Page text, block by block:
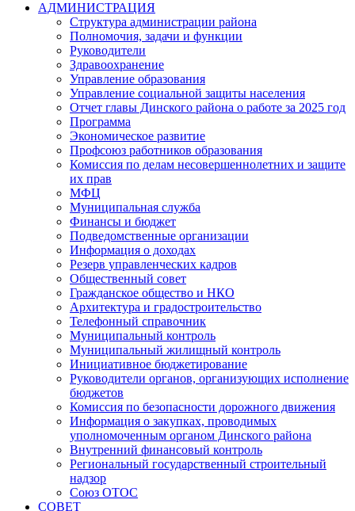
АДМИНИСТРАЦИЯ
Структура администрации района
Полномочия, задачи и функции
Руководители
Здравоохранение
Управление образования
Управление социальной защиты населения
Отчет главы Динского района о работе за 2025 год
Программа
Экономическое развитие
Профсоюз работников образования
Комиссия по делам несовершеннолетних и защите
их прав
МФЦ
Муниципальная служба
Финансы и бюджет
Подведомственные организации
Информация о доходах
Резерв управленческих кадров
Общественный совет
Гражданское общество и НКО
Архитектура и градостроительство
Телефонный справочник
Муниципальный контроль
Муниципальный жилищный контроль
Инициативное бюджетирование
Руководители органов, организующих исполнение
бюджетов
Комиссия по безопасности дорожного движения
Информация о закупках, проводимых
уполномоченным органом Динского района
Внутренний финансовый контроль
Региональный государственный строительный
надзор
Союз ОТОС
СОВЕТ